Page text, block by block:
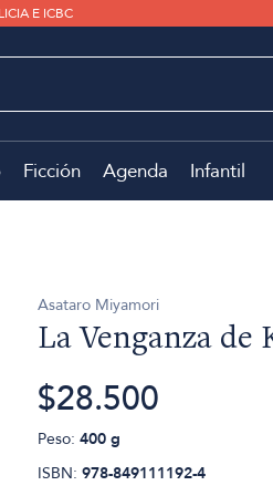
E ICBC
Ficción Agenda Infantil
Asataro Miyamori
La Venganza de
$28.500
Peso: 400 g
ISBN: 978-849111192-4